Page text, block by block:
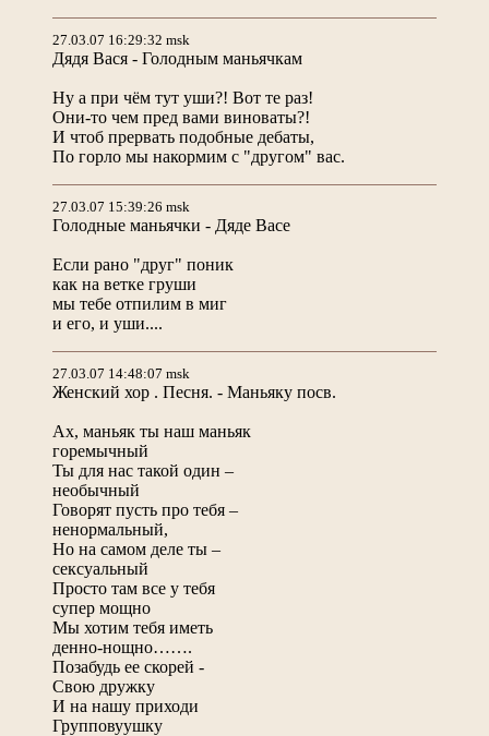
27.03.07 16:29:32 msk
Дядя Вася - Голодным маньячкам
Ну а при чём тут уши?! Вот те раз!
Они-то чем пред вами виноваты?!
И чтоб прервать подобные дебаты,
По горло мы накормим с "другом" вас.
27.03.07 15:39:26 msk
Голодные маньячки - Дяде Васе
Если рано "друг" поник
как на ветке груши
мы тебе отпилим в миг
и его, и уши....
27.03.07 14:48:07 msk
Женский хор . Песня. - Маньяку посв.
Ах, маньяк ты наш маньяк
горемычный
Ты для нас такой один –
необычный
Говорят пусть про тебя –
ненормальный,
Но на самом деле ты –
сексуальный
Просто там все у тебя
супер мощно
Мы хотим тебя иметь
денно-нощно…….
Позабудь ее скорей -
Свою дружку
И на нашу приходи
Групповуушку